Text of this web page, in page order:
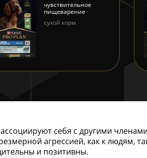
чувствительное
пищеварение
сухой корм
себя с другими
агрессией, как к людям,
и позитивны.